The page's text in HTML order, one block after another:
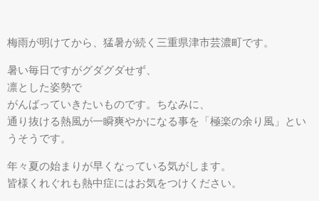
梅雨が明けてから、猛暑が続く三重県津市芸濃町です。
暑い毎日ですがグダグダせず、
凛とした姿勢で
がんばっていきたいものです。ちなみに、
通り抜ける熱風が一瞬爽やかになる事を「極楽の余り風」とい
うそうです。
年々夏の始まりが早くなっている気がします。
皆様くれぐれも熱中症にはお気をつけください。